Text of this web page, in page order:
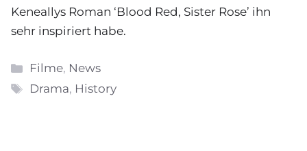
Keneallys Roman ‘Blood Red, Sister Rose’ ihn
sehr inspiriert habe.
Kategorien
Filme, News
Schlagwörter
Drama, History